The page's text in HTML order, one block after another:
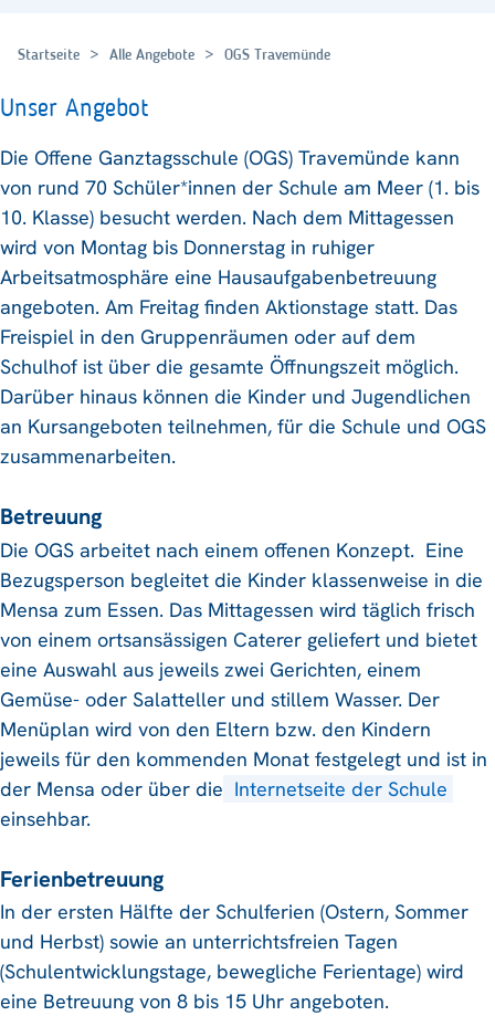
Startseite Alle Angebote OGS Travemünde
Unser Angebot
Die Offene Ganztagsschule (OGS) Travemünde kann
von rund 70 Schüler*innen der Schule am Meer (1. bis
10. Klasse) besucht werden. Nach dem Mittagessen
wird von Montag bis Donnerstag in ruhiger
Arbeitsatmosphäre eine Hausaufgabenbetreuung
angeboten. Am Freitag finden Aktionstage statt. Das
Freispiel in den Gruppenräumen oder auf dem
Schulhof ist über die gesamte Öffnungszeit möglich.
Darüber hinaus können die Kinder und Jugendlichen
an Kursangeboten teilnehmen, für die Schule und OGS
zusammenarbeiten.
Betreuung
Die OGS arbeitet nach einem offenen Konzept. Eine
Bezugsperson begleitet die Kinder klassenweise in die
Mensa zum Essen. Das Mittagessen wird täglich frisch
von einem ortsansässigen Caterer geliefert und bietet
eine Auswahl aus jeweils zwei Gerichten, einem
Gemüse- oder Salatteller und stillem Wasser. Der
Menüplan wird von den Eltern bzw. den Kindern
jeweils für den kommenden Monat festgelegt und ist in
der Mensa oder über die Internetseite der Schule
einsehbar.
Ferienbetreuung
In der ersten Hälfte der Schulferien (Ostern, Sommer
und Herbst) sowie an unterrichtsfreien Tagen
(Schulentwicklungstage, bewegliche Ferientage) wird
eine Betreuung von 8 bis 15 Uhr angeboten.